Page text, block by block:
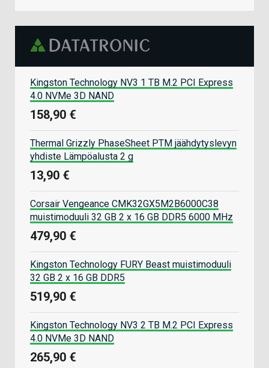
Kingston Technology NV3 1 TB M.2 PCI Express
4.0 NVMe 3D NAND
158,90 €
Thermal Grizzly PhaseSheet PTM jäähdytyslevyn
yhdiste Lämpöalusta 2 g
13,90 €
Corsair Vengeance CMK32GX5M2B6000C38
muistimoduuli 32 GB 2 x 16 GB DDR5 6000 MHz
479,90 €
Kingston Technology FURY Beast muistimoduuli
32 GB 2 x 16 GB DDR5
519,90 €
Kingston Technology NV3 2 TB M.2 PCI Express
4.0 NVMe 3D NAND
265,90 €